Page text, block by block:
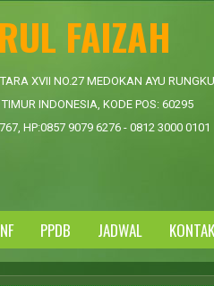
FAIZAH
XVII NO.27 MEDOKAN AYU
INDONESIA, KODE POS: 60295
HP:0857 9079 6276 - 0812 3000 0101
PPDB JADWAL